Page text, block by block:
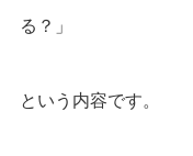
る？」
という内容です。